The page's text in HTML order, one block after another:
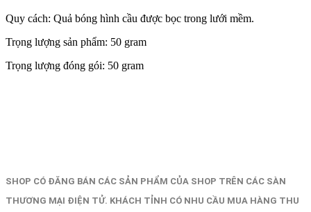
Quy cách: Quả bóng hình cầu được bọc trong lưới mềm.
Trọng lượng sản phẩm: 50 gram
Trọng lượng đóng gói: 50 gram
SHOP CÓ ĐĂNG BÁN CÁC SẢN PHẨM CỦA SHOP TRÊN CÁC SÀN
THƯƠNG MẠI ĐIỆN TỬ. KHÁCH TỈNH CÓ NHU CẦU MUA HÀNG THU